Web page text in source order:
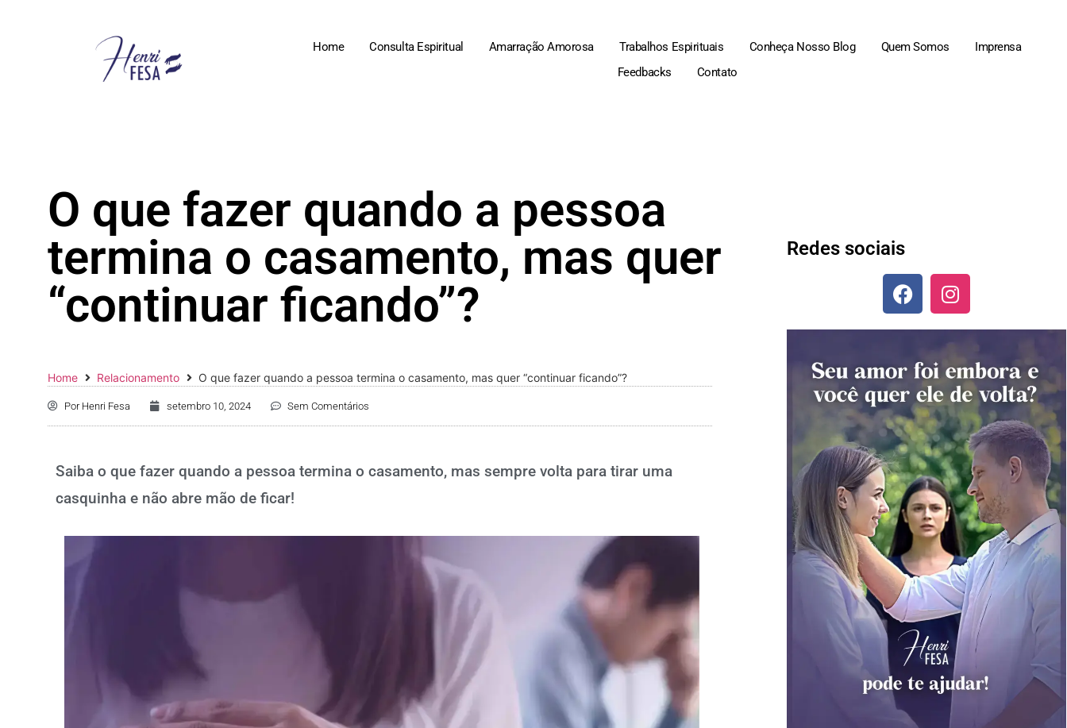
Home Consulta Espiritual Amarração Amorosa Trabalhos Espirituais Conheça Nosso Blog Quem Somos
Imprensa
Feedbacks
Contato
O que fazer quando a pessoa
termina o casamento, mas quer
“continuar ficando”?
Home Relacionamento O que fazer quando a pessoa termina o casamento, mas quer “continuar ficando”?
PorHenri Fesa setembro 10, 2024 Sem Comentários
Saiba o que fazer quando a pessoa termina o casamento, mas sempre volta para tirar uma
casquinha e não abre mão de ficar!
Redes sociais